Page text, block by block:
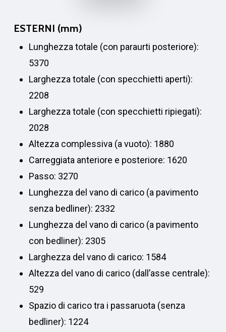
ESTERNI (mm)
Lunghezza totale (con paraurti posteriore):
5370
Larghezza totale (con specchietti aperti):
2208
Larghezza totale (con specchietti ripiegati):
2028
Altezza complessiva (a vuoto): 1880
Carreggiata anteriore e posteriore: 1620
Passo: 3270
Lunghezza del vano di carico (a pavimento
senza bedliner): 2332
Lunghezza del vano di carico (a pavimento
con bedliner): 2305
Larghezza del vano di carico: 1584
Altezza del vano di carico (dall’asse centrale):
529
Spazio di carico tra i passaruota (senza
bedliner): 1224